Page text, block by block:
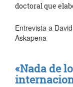
doctoral que
Entrevista a
Askapena
«Nada de